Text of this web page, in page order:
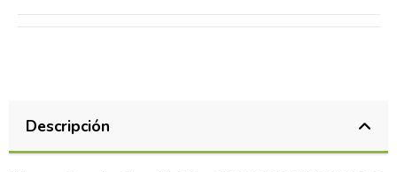
Descripción